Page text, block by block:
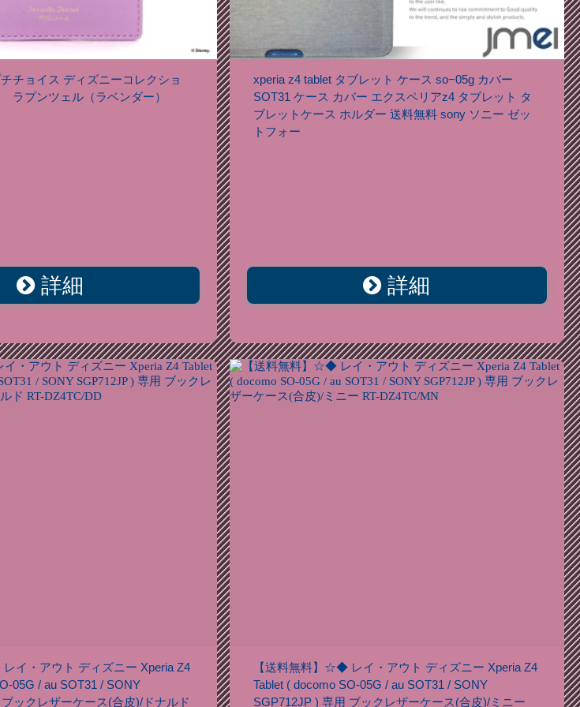
チョイス ディズニーコレクショ
プンツェル（ラベンダー）
詳細
xperia z4 tablet タブレット ケース so−05g カバー
SOT31 ケース カバー エクスペリアz4 タブレット タ
ブレットケース ホルダー 送料無料 sony ソニー ゼッ
トフォー
詳細
イ・アウト ディズニー Xperia Z4
05G / au SOT31 / SONY
ックレザーケース(合皮)/ドナルド
【送料無料】☆◆ レイ・アウト ディズニー Xperia Z4
Tablet ( docomo SO-05G / au SOT31 / SONY
SGP712JP ) 専用 ブックレザーケース(合皮)/ミニー